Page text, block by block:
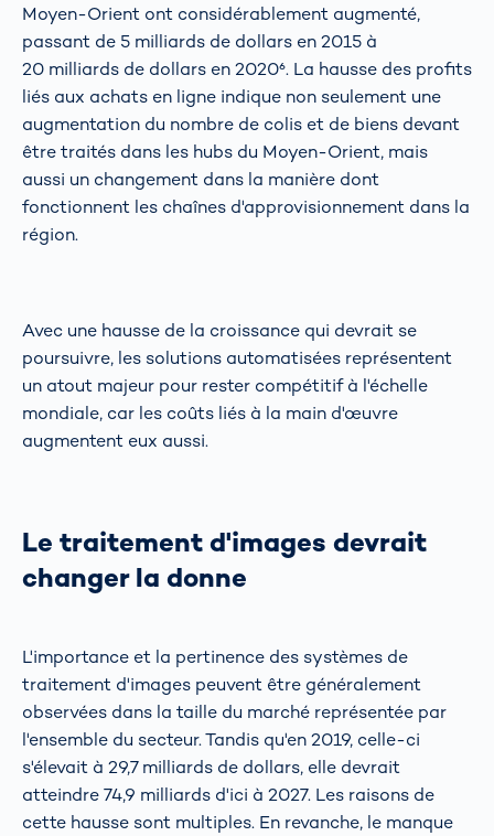
Moyen-Orient ont considérablement augmenté,
passant de 5 milliards de dollars en 2015 à
20 milliards de dollars en 2020⁶. La hausse des profits
liés aux achats en ligne indique non seulement une
augmentation du nombre de colis et de biens devant
être traités dans les hubs du Moyen-Orient, mais
aussi un changement dans la manière dont
fonctionnent les chaînes d'approvisionnement dans la
région.
Avec une hausse de la croissance qui devrait se
poursuivre, les solutions automatisées représentent
un atout majeur pour rester compétitif à l'échelle
mondiale, car les coûts liés à la main d'œuvre
augmentent eux aussi.
Le traitement d'images devrait
changer la donne
L'importance et la pertinence des systèmes de
traitement d'images peuvent être généralement
observées dans la taille du marché représentée par
l'ensemble du secteur. Tandis qu'en 2019, celle-ci
s'élevait à 29,7 milliards de dollars, elle devrait
atteindre 74,9 milliards d'ici à 2027. Les raisons de
cette hausse sont multiples. En revanche, le manque